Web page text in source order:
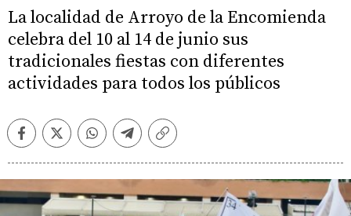
La localidad de Arroyo de la Encomienda
celebra del 10 al 14 de junio sus
tradicionales fiestas con diferentes
actividades para todos los públicos
FacebookTwitterWhatsappTelegramCopiar